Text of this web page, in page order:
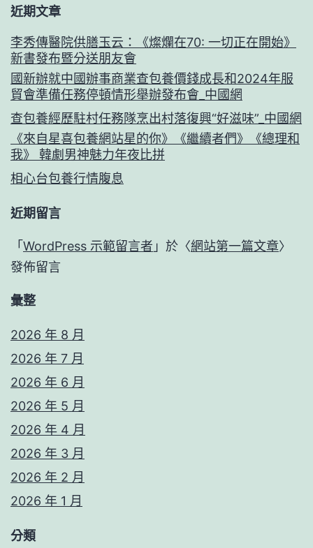
近期文章
李秀傳醫院供膳玉云：《燦爛在70: 一切正在開始》
新書發布暨分送朋友會
國新辦就中國辦事商業查包養價錢成長和2024年服
貿會準備任務停頓情形舉辦發布會_中國網
查包養經歷駐村任務隊烹出村落復興“好滋味”_中國網
《來自星喜包養網站星的你》《繼續者們》《總理和
我》 韓劇男神魅力年夜比拼
相心台包養行情腹息
近期留言
「 WordPress 示範留言者 」於〈網站第一篇文章〉
發佈留言
彙整
2026 年 8 月
2026 年 7 月
2026 年 6 月
2026 年 5 月
2026 年 4 月
2026 年 3 月
2026 年 2 月
2026 年 1 月
分類